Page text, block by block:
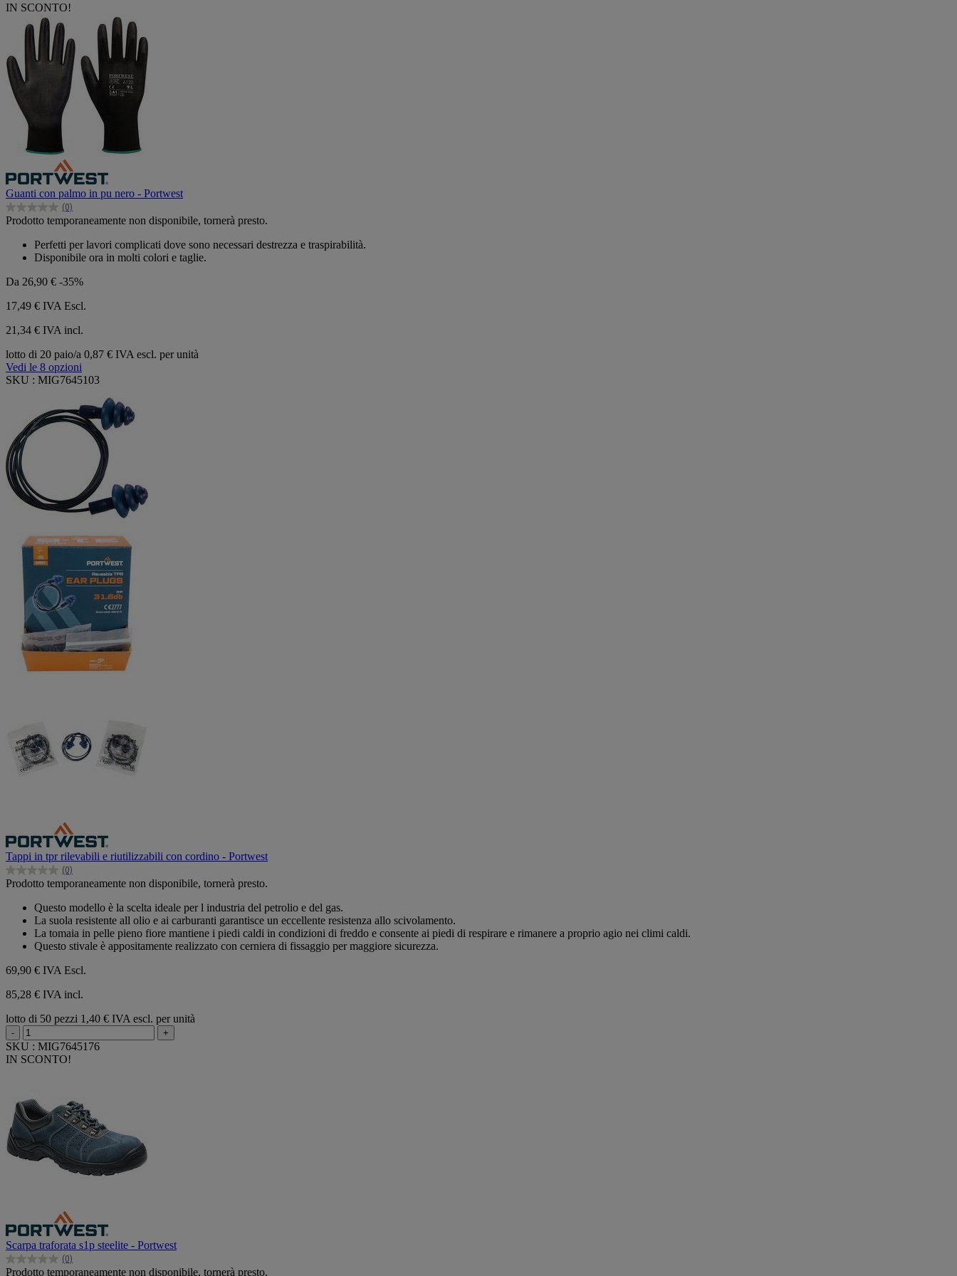
IN SCONTO!
Guanti con palmo in pu nero - Portwest
(0)
0.0
su
Prodotto temporaneamente non disponibile, tornerà presto.
Perfetti per lavori complicati dove sono necessari destrezza e traspirabilità.
Disponibile ora in molti colori e taglie.
Da 26,90 € -35%
17,49 € IVA Escl.
21,34 € IVA incl.
lotto di 20 paio/a 0,87 € IVA escl. per unità
Vedi le 8 opzioni
SKU : MIG7645103
Tappi in tpr rilevabili e riutilizzabili con cordino - Portwest
(0)
0.0
su
Prodotto temporaneamente non disponibile, tornerà presto.
Questo modello è la scelta ideale per l industria del petrolio e del gas.
La suola resistente all olio e ai carburanti garantisce un eccellente resistenza allo scivolamento.
La tomaia in pelle pieno fiore mantiene i piedi caldi in condizioni di freddo e consente ai piedi di respirare e rimanere a proprio agio nei climi caldi.
Questo stivale è appositamente realizzato con cerniera di fissaggio per maggiore sicurezza.
69,90 € IVA Escl.
85,28 € IVA incl.
lotto di 50 pezzi 1,40 € IVA escl. per unità
- +
SKU : MIG7645176
IN SCONTO!
Scarpa traforata s1p steelite - Portwest
(0)
0.0
Prodotto temporaneamente non disponibile, tornerà presto.